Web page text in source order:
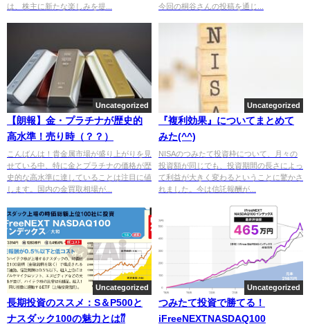
は、株主に新たな楽しみを提...
今回の桐谷さんの投稿を通じ...
Uncategorized
【朗報】金・プラチナが歴史的
高水準！売り時（？？）
こんばんは！貴金属市場が盛り上がりを見
せている中、特に金とプラチナの価格が歴
史的な高水準に達していることは注目に値
します。国内の金買取相場が...
Uncategorized
『複利効果』についてまとめて
みた(^^)
NISAのつみたて投資枠について、月々の
投資額が同じでも、投資期間の長さによっ
て利益が大きく変わるということに驚かさ
れました。今は信託報酬が...
Uncategorized
長期投資のススメ：S＆P500と
ナスダック100の魅力とは⁇
Uncategorized
つみたて投資で勝てる！
iFreeNEXTNASDAQ100